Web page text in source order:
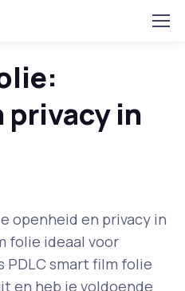
privacy in
openheid en privacy in
folie ideaal voor
PDLC smart film folie
en heb je voldoende